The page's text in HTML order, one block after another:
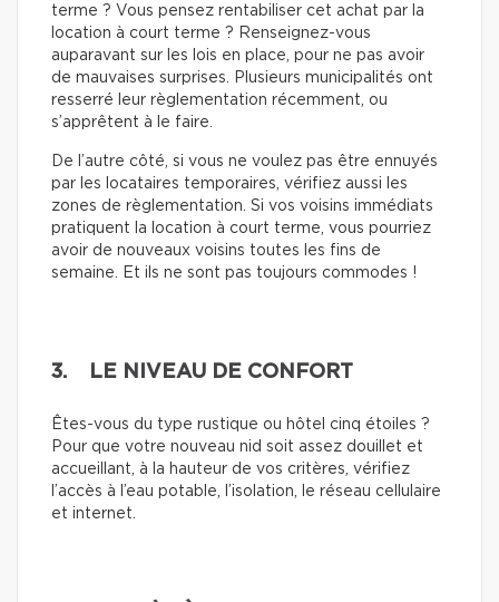
terme ? Vous pensez rentabiliser cet achat par la
location à court terme ? Renseignez-vous
auparavant sur les lois en place, pour ne pas avoir
de mauvaises surprises. Plusieurs municipalités ont
resserré leur règlementation récemment, ou
s’apprêtent à le faire.
De l’autre côté, si vous ne voulez pas être ennuyés
par les locataires temporaires, vérifiez aussi les
zones de règlementation. Si vos voisins immédiats
pratiquent la location à court terme, vous pourriez
avoir de nouveaux voisins toutes les fins de
semaine. Et ils ne sont pas toujours commodes !
3. LE NIVEAU DE CONFORT
Êtes-vous du type rustique ou hôtel cinq étoiles ?
Pour que votre nouveau nid soit assez douillet et
accueillant, à la hauteur de vos critères, vérifiez
l’accès à l’eau potable, l’isolation, le réseau cellulaire
et internet.